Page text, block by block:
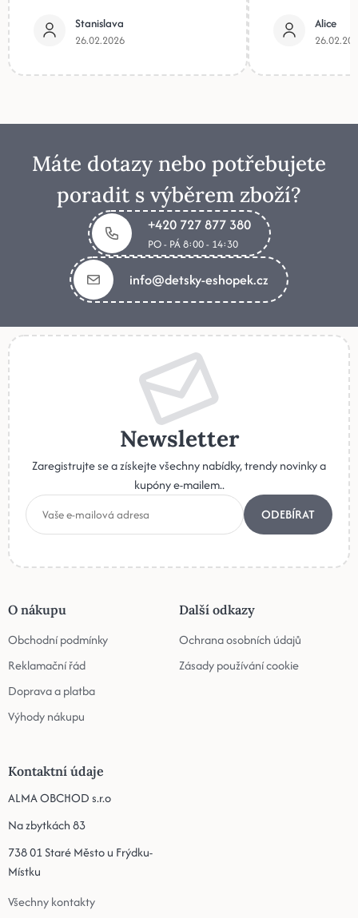
Stanislava
26.02.2026
Alice
Máte dotazy nebo potřebujete
poradit s výběrem zboží?
+420 727 877 380
PO - PÁ 8:00 - 14:30
info@detsky-eshopek.cz
Newsletter
Zaregistrujte se a získejte všechny nabídky, trendy novinky a
kupóny e-mailem..
ODEBÍRAT
O nákupu
Obchodní podmínky
Reklamační řád
Doprava a platba
Výhody nákupu
Další odkazy
Ochrana osobních údajů
Zásady používání cookie
Kontaktní údaje
ALMA OBCHOD s.r.o
Na zbytkách 83
738 01 Staré Město u Frýdku-
Místku
Všechny kontakty